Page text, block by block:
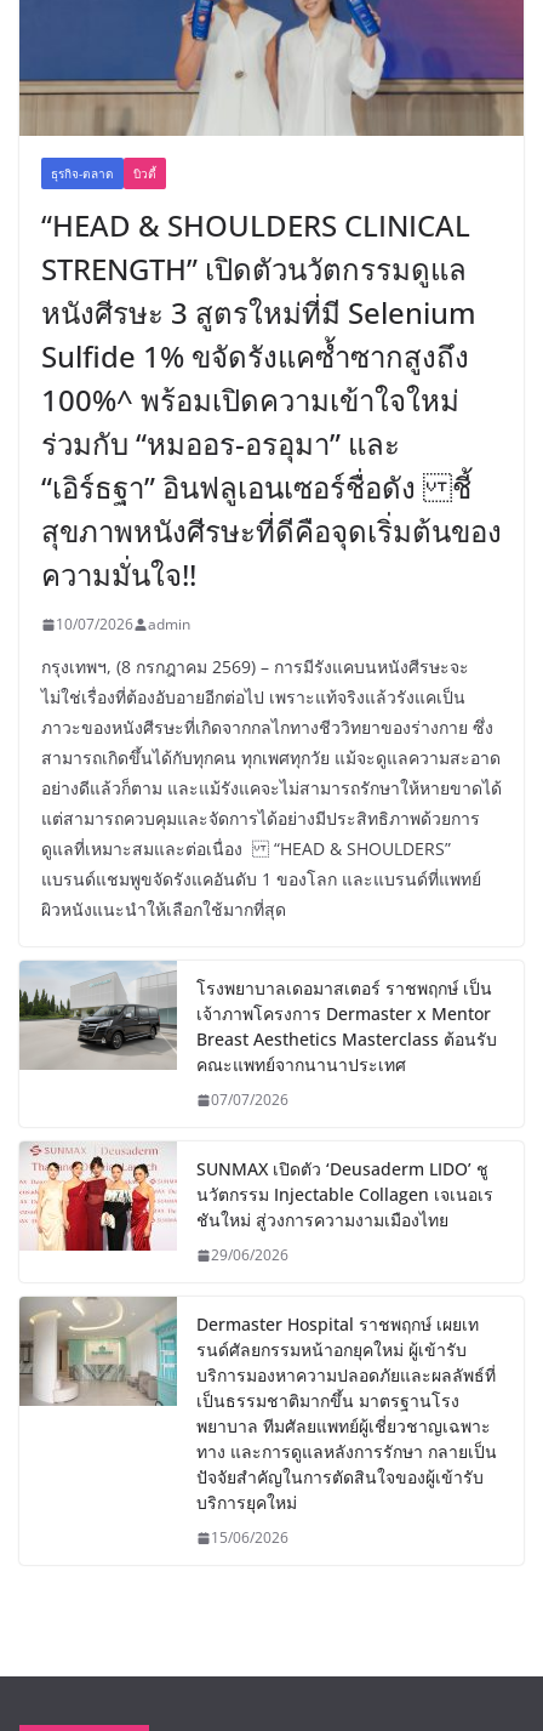
ธุรกิจ-ตลาด บิวตี้
“HEAD & SHOULDERS CLINICAL
STRENGTH” เปิดตัวนวัตกรรมดูแล
หนังศีรษะ 3 สูตรใหม่ที่มี Selenium
Sulfide 1% ขจัดรังแคซ้ำซากสูงถึง
100%^ พร้อมเปิดความเข้าใจใหม่
ร่วมกับ “หมออร-อรอุมา” และ
“เอิร์ธฐา” อินฟลูเอนเซอร์ชื่อดัง ชี้
สุขภาพหนังศีรษะที่ดีคือจุดเริ่มต้นของ
ความมั่นใจ!!
10/07/2026 admin
กรุงเทพฯ, (8 กรกฎาคม 2569) – การมีรังแคบนหนังศีรษะจะ
ไม่ใช่เรื่องที่ต้องอับอายอีกต่อไป เพราะแท้จริงแล้วรังแคเป็น
ภาวะของหนังศีรษะที่เกิดจากกลไกทางชีววิทยาของร่างกาย ซึ่ง
สามารถเกิดขึ้นได้กับทุกคน ทุกเพศทุกวัย แม้จะดูแลความสะอาด
อย่างดีแล้วก็ตาม และแม้รังแคจะไม่สามารถรักษาให้หายขาดได้
แต่สามารถควบคุมและจัดการได้อย่างมีประสิทธิภาพด้วยการ
ดูแลที่เหมาะสมและต่อเนื่อง “HEAD & SHOULDERS”
แบรนด์แชมพูขจัดรังแคอันดับ 1 ของโลก และแบรนด์ที่แพทย์
ผิวหนังแนะนำให้เลือกใช้มากที่สุด
โรงพยาบาลเดอมาสเตอร์ ราชพฤกษ์ เป็น
เจ้าภาพโครงการ Dermaster x Mentor
Breast Aesthetics Masterclass ต้อนรับ
คณะแพทย์จากนานาประเทศ
07/07/2026
SUNMAX เปิดตัว ‘Deusaderm LIDO’ ชู
นวัตกรรม Injectable Collagen เจเนอเร
ชันใหม่ สู่วงการความงามเมืองไทย
29/06/2026
Dermaster Hospital ราชพฤกษ์ เผยเท
รนด์ศัลยกรรมหน้าอกยุคใหม่ ผู้เข้ารับ
บริการมองหาความปลอดภัยและผลลัพธ์ที่
เป็นธรรมชาติมากขึ้น มาตรฐานโรง
พยาบาล ทีมศัลยแพทย์ผู้เชี่ยวชาญเฉพาะ
ทาง และการดูแลหลังการรักษา กลายเป็น
ปัจจัยสำคัญในการตัดสินใจของผู้เข้ารับ
บริการยุคใหม่
15/06/2026